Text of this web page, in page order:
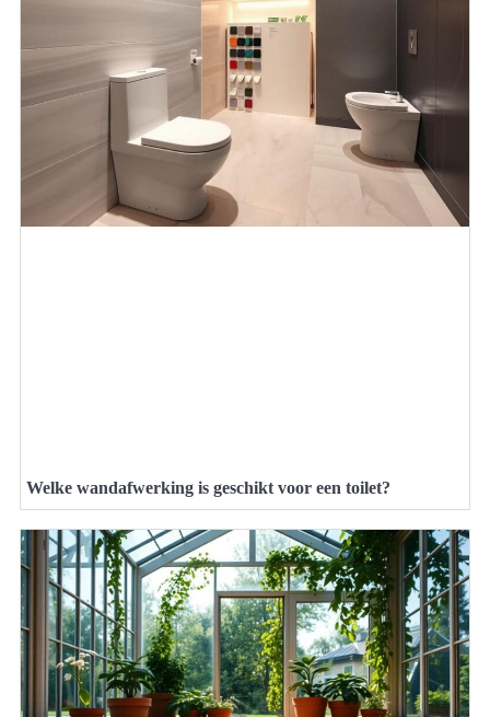
Welke wandafwerking is geschikt voor een toilet?